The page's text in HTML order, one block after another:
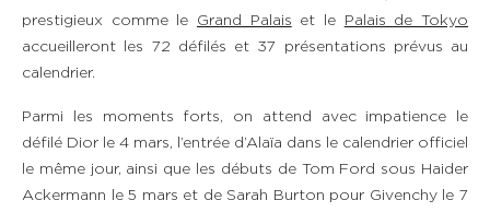
prestigieux comme le Grand Palais et le
Palais de Tokyo
accueilleront les 72 défilés et 37 présentations prévus au
calendrier.
Parmi les moments forts, on attend avec impatience le
défilé Dior le 4 mars, l’entrée d’Alaïa dans le calendrier officiel
le même jour, ainsi que les débuts de Tom Ford sous Haider
Ackermann le 5 mars et de Sarah Burton pour Givenchy le 7